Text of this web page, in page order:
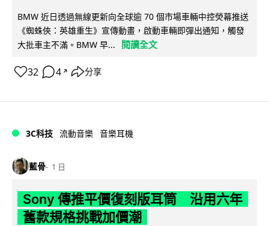
BMW 近日透過無線更新向全球逾 70 個市場車輛中控熒幕推送
《蜘蛛俠：英雄重生》宣傳動畫，啟動車輛即彈出通知，觸發
大批車主不滿。BMW 早...
閱讀全文
32 4 ↗ 分享
3C科技 流動音樂 音樂耳機
藍骨 1 日
Sony 傳推平價復刻版耳筒 沿用六年
舊款規格挑戰加價潮